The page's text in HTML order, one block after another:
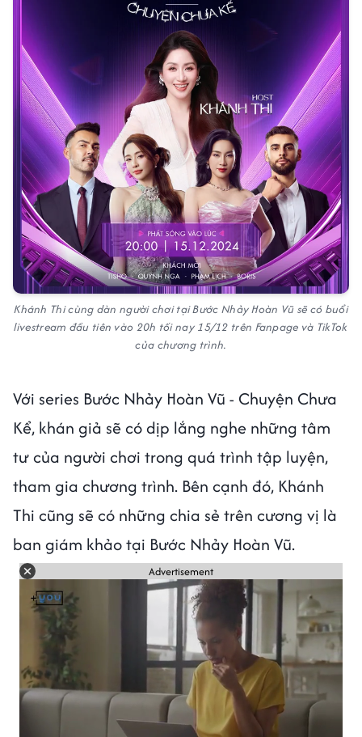
Khánh Thi cùng dàn người chơi tại Bước Nhảy Hoàn Vũ sẽ có buổi
livestream đầu tiên vào 20h tối nay 15/12 trên Fanpage và TikTok
của chương trình.
Với series Bước Nhảy Hoàn Vũ - Chuyện Chưa
Kể, khán giả sẽ có dịp lắng nghe những tâm
tư của người chơi trong quá trình tập luyện,
tham gia chương trình. Bên cạnh đó, Khánh
Thi cũng sẽ có những chia sẻ trên cương vị là
ban giám khảo tại Bước Nhảy Hoàn Vũ.
Advertisement